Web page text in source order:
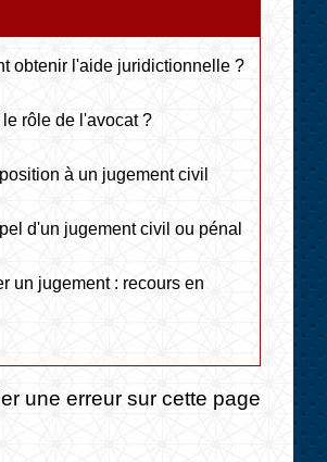
obtenir l'aide juridictionnelle ?
rôle de l'avocat ?
à un jugement civil
d'un jugement civil ou pénal
un jugement : recours en
une erreur sur cette page